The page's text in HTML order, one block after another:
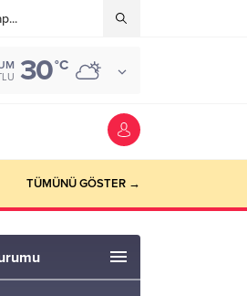
30°C
TÜMÜNÜ GÖSTER →